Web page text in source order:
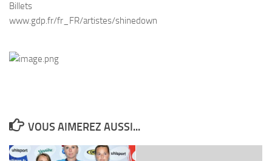
Billets
www.gdp.fr/fr_FR/artistes/shinedown
VOUS AIMEREZ AUSSI...